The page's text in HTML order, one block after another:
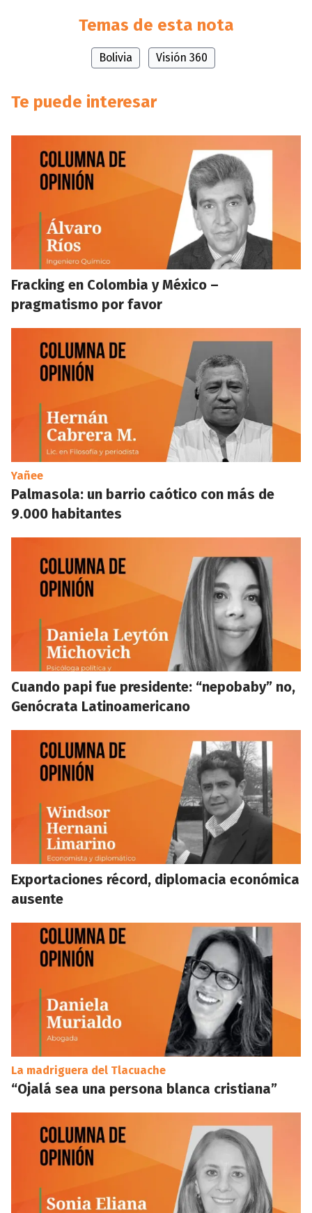
Temas de esta nota
Bolivia Visión 360
Te puede interesar
Fracking en Colombia y México –
pragmatismo por favor
Yañee
Palmasola: un barrio caótico con más de
9.000 habitantes
Cuando papi fue presidente: “nepobaby” no,
Genócrata Latinoamericano
Exportaciones récord, diplomacia económica
ausente
La madriguera del Tlacuache
“Ojalá sea una persona blanca cristiana”